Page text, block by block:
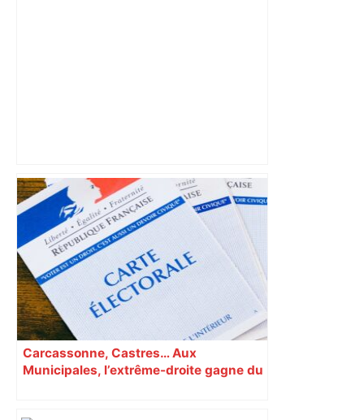
Patrick Bruel accusé de viols au Zénith
de Toulouse : Jean-Luc Moudenc
refuse toute annulation du concert
sans condamnation – ladepeche.fr
Carcassonne, Castres… Aux
Municipales, l’extrême-droite gagne du